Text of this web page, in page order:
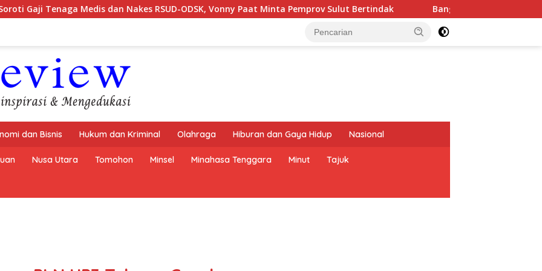
Medis dan Nakes RSUD-ODSK, Vonny Paat Minta Pemprov Sulut Bertindak Banggar DPRD dan TAPD Sulut Matangkan
dan Bisnis Hukum dan Kriminal Olahraga Hiburan dan Gaya Hidup Nasional
Nusa Utara Tomohon Minsel Minahasa Tenggara Minut Tajuk